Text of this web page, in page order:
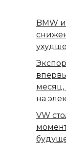
BMW
на
VW